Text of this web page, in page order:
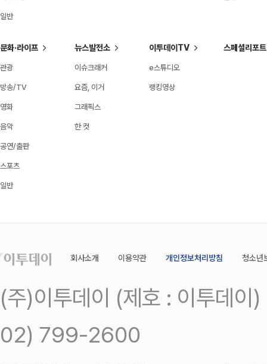
일반
문화·라이프
관광
방송/TV
영화
음악
공연/출판
스포츠
일반
뉴스발전소
이슈크래커
요즘, 이거
그래픽스
한 컷
이투데이TV
e스튜디오
랭킹영상
스페셜리포트
회사소개 이용약관 개인정보처리방침 청소년
(주)이투데이 (제호 : 이투데
02) 799-2600